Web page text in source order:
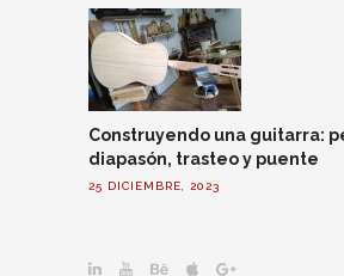
Construyendo una guitarra:
diapasón, trasteo y puente
25 DICIEMBRE, 2023